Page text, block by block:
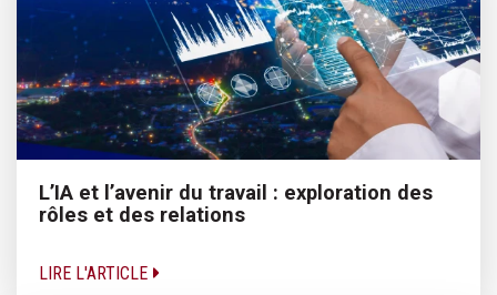
L’IA et l’avenir du travail : exploration des
rôles et des relations
LIRE L'ARTICLE